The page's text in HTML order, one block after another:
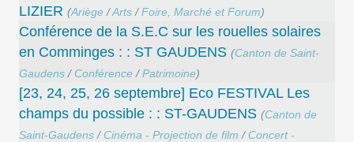
LIZIER (Ariège /Arts /Foire, Marché et Forum)
Conférence de la S.E.C sur les rouelles solaires
en Comminges : : ST GAUDENS (Canton de Saint-
Gaudens / Conférence /Patrimoine)
[23, 24, 25, 26 septembre] Eco FESTIVAL Les
champs du possible : : ST-GAUDENS (Canton de
Saint-Gaudens / Cinéma - Projection de film / Concert -